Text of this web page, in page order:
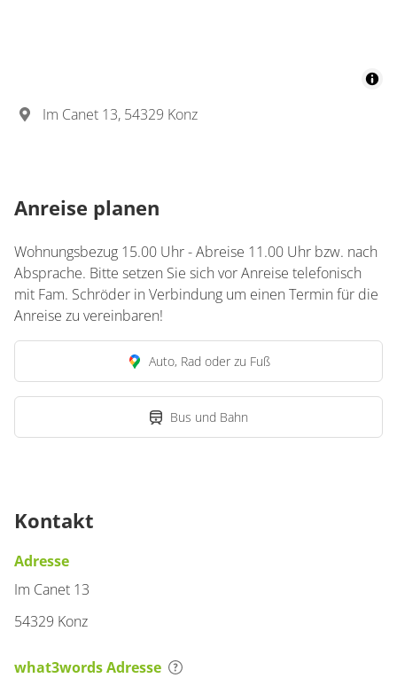
Im Canet 13, 54329 Konz
Anreise planen
Wohnungsbezug 15.00 Uhr - Abreise 11.00 Uhr bzw. nach
Absprache. Bitte setzen Sie sich vor Anreise telefonisch
mit Fam. Schröder in Verbindung um einen Termin für die
Anreise zu vereinbaren!
Auto, Rad oder zu Fuß
Bus und Bahn
Kontakt
Adresse
Im Canet 13
54329 Konz
what3words Adresse